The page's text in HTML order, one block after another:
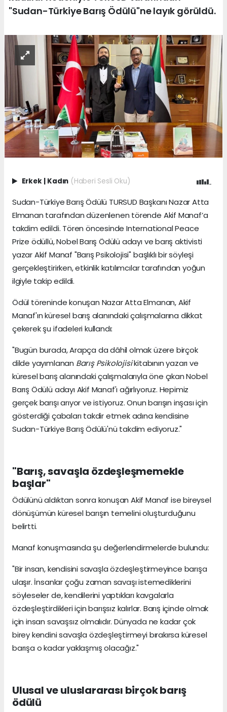
"Sudan-Türkiye Barış Ödülü"ne layık görüldü.
Erkek | Kadın (Haberi Sesli Oku)
Sudan-Türkiye Barış Ödülü TURSUD Başkanı Nazar Atta
Elmanan tarafından düzenlenen törende Akif Manaf’a
takdim edildi. Tören öncesinde International Peace
Prize ödüllü, Nobel Barış Ödülü adayı ve barış aktivisti
yazar Akif Manaf "Barış Psikolojisi" başlıklı bir söyleşi
gerçekleştirirken, etkinlik katılımcılar tarafından yoğun
ilgiyle takip edildi.
Ödül töreninde konuşan Nazar Atta Elmanan, Akif
Manaf'ın küresel barış alanındaki çalışmalarına dikkat
çekerek şu ifadeleri kullandı:
"Bugün burada, Arapça da dâhil olmak üzere birçok
dilde yayımlanan Barış Psikolojisikitabının yazarı ve
küresel barış alanındaki çalışmalarıyla öne çıkan Nobel
Barış Ödülü adayı Akif Manaf'ı ağırlıyoruz. Hepimiz
gerçek barışı arıyor ve istiyoruz. Onun barışın inşası için
gösterdiği çabaları takdir etmek adına kendisine
Sudan-Türkiye Barış Ödülü'nü takdim ediyoruz."
"Barış, savaşla özdeşleşmemekle
başlar"
Ödülünü aldıktan sonra konuşan Akif Manaf ise bireysel
dönüşümün küresel barışın temelini oluşturduğunu
belirtti.
Manaf konuşmasında şu değerlendirmelerde bulundu:
"Bir insan, kendisini savaşla özdeşleştirmeyince barışa
ulaşır. İnsanlar çoğu zaman savaşı istemediklerini
söyleseler de, kendilerini yaptıkları kavgalarla
özdeşleştirdikleri için barışsız kalırlar. Barış içinde olmak
için insan savaşsız olmalıdır. Dünyada ne kadar çok
birey kendini savaşla özdeşleştirmeyi bırakırsa küresel
barışa o kadar yaklaşmış olacağız."
Ulusal ve uluslararası birçok barış
ödülü